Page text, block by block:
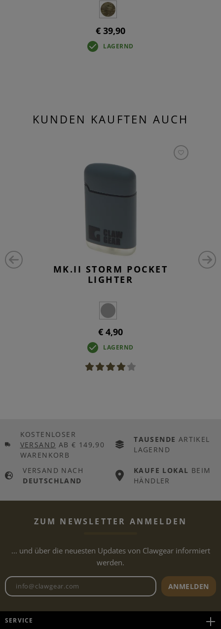
€ 39,90
LAGERND
KUNDEN KAUFTEN AUCH
MK.II STORM POCKET
LIGHTER
€ 4,90
LAGERND
KOSTENLOSER
VERSAND AB € 149,90
WARENKORB
TAUSENDE ARTIKEL
LAGERND
VERSAND NACH
DEUTSCHLAND
KAUFE LOKAL BEIM
HÄNDLER
ZUM NEWSLETTER ANMELDEN
... und über die neuesten Updates von Clawgear informiert
werden.
Newsletter E-Mail-Adresse
ANMELDEN
SERVICE